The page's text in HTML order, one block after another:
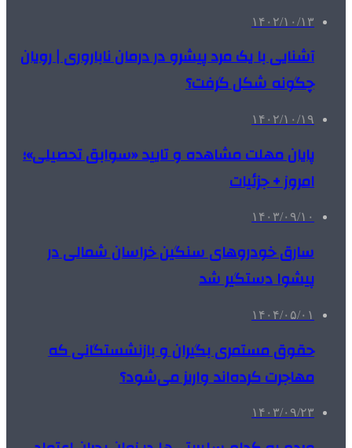
۱۴۰۲/۱۰/۱۳
آشنایی با یک مرد پیشرو در درمان ناباروری | رویان
چگونه شکل گرفت؟
۱۴۰۲/۱۰/۱۹
پایان مهلت مشاهده و تایید «سوابق تحصیلی»؛
امروز + جزئیات
۱۴۰۳/۰۹/۱۰
سارق خودروهای سنگین خراسان شمالی در
پیشوا دستگیر شد
۱۴۰۴/۰۵/۰۱
حقوق مستمری بگیران و بازنشستگانی که
مهاجرت کرده‌اند واریز می‌شود؟
۱۴۰۳/۰۹/۲۳